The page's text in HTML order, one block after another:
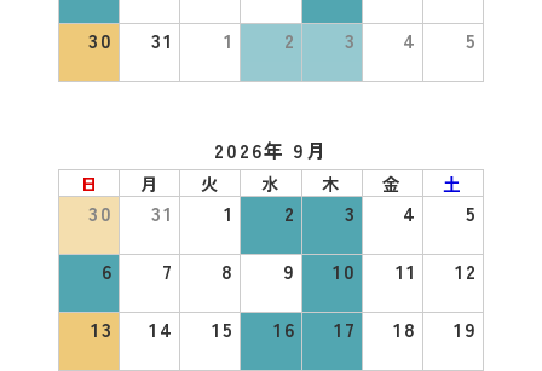
30
31 1 2 3 4 5
2026年 9月
日 月 火 水 木 金 土
30 31 1 2 3 4
5
6
7 8 9 10 11
12
13
14 15 16 17 18
19